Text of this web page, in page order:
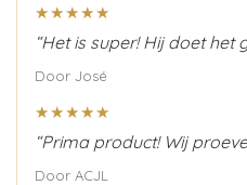
★★★★★
“Het is super! Hij doet het
Door José
★★★★★
“Prima product! Wij
Door ACJL